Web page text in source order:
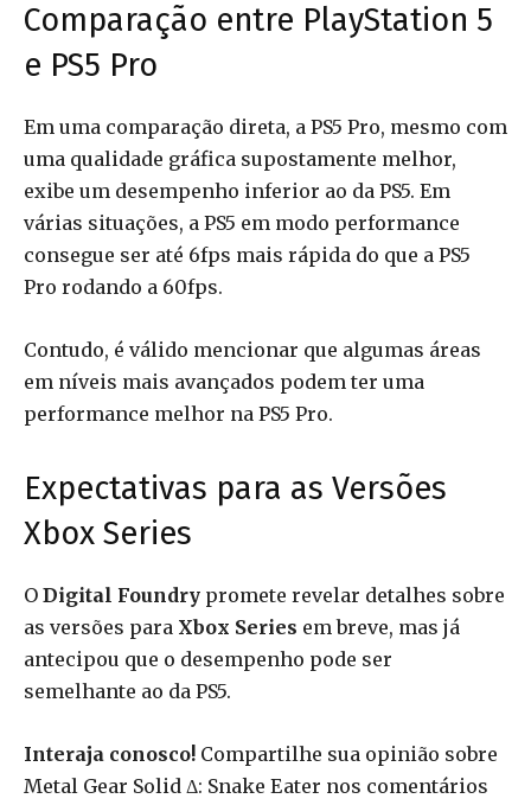
Comparação entre PlayStation 5
e PS5 Pro
Em uma comparação direta, a PS5 Pro, mesmo com
uma qualidade gráfica supostamente melhor,
exibe um desempenho inferior ao da PS5. Em
várias situações, a PS5 em modo performance
consegue ser até 6fps mais rápida do que a PS5
Pro rodando a 60fps.
Contudo, é válido mencionar que algumas áreas
em níveis mais avançados podem ter uma
performance melhor na PS5 Pro.
Expectativas para as Versões
Xbox Series
O Digital Foundry promete revelar detalhes sobre
as versões para Xbox Series em breve, mas já
antecipou que o desempenho pode ser
semelhante ao da PS5.
Interaja conosco! Compartilhe sua opinião sobre
Metal Gear Solid Δ: Snake Eater nos comentários